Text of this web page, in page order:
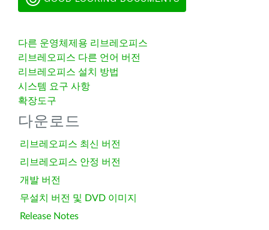
다른 운영체제용 리브레오피스
리브레오피스 다른 언어 버전
리브레오피스 설치 방법
시스템 요구 사항
확장도구
다운로드
리브레오피스 최신 버전
리브레오피스 안정 버전
개발 버전
무설치 버전 및 DVD 이미지
Release Notes